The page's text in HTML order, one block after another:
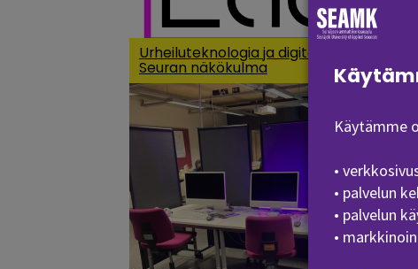
Urheiluteknologia ja digitalisaatio -
Seuran näkökulma
Käytämme
•
• palvelun
• palvelun
•